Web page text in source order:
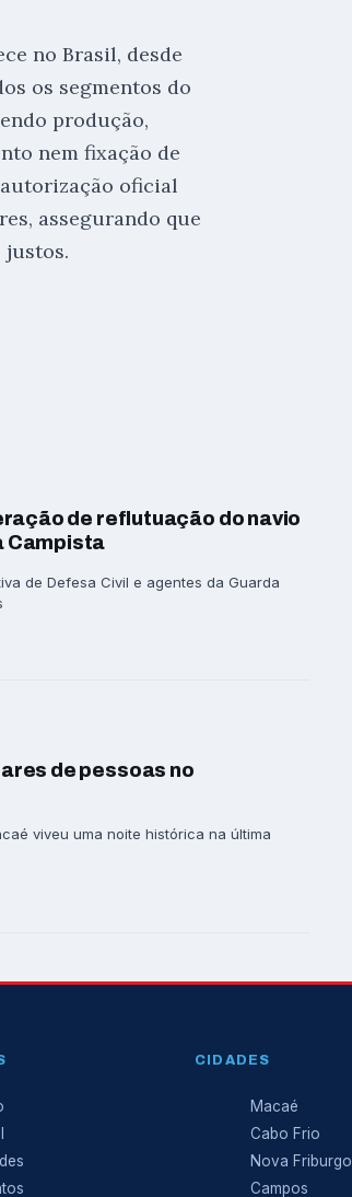
no Brasil, desde
os segmentos do
produção,
nem fixação de
oficial
assegurando que
justos.
de reflutuação do navio
Campista
de Defesa Civil e agentes da Guarda
de pessoas no
viveu uma noite histórica na última
CIDADES
Macaé
Cabo Frio
Nova Friburgo
Campos